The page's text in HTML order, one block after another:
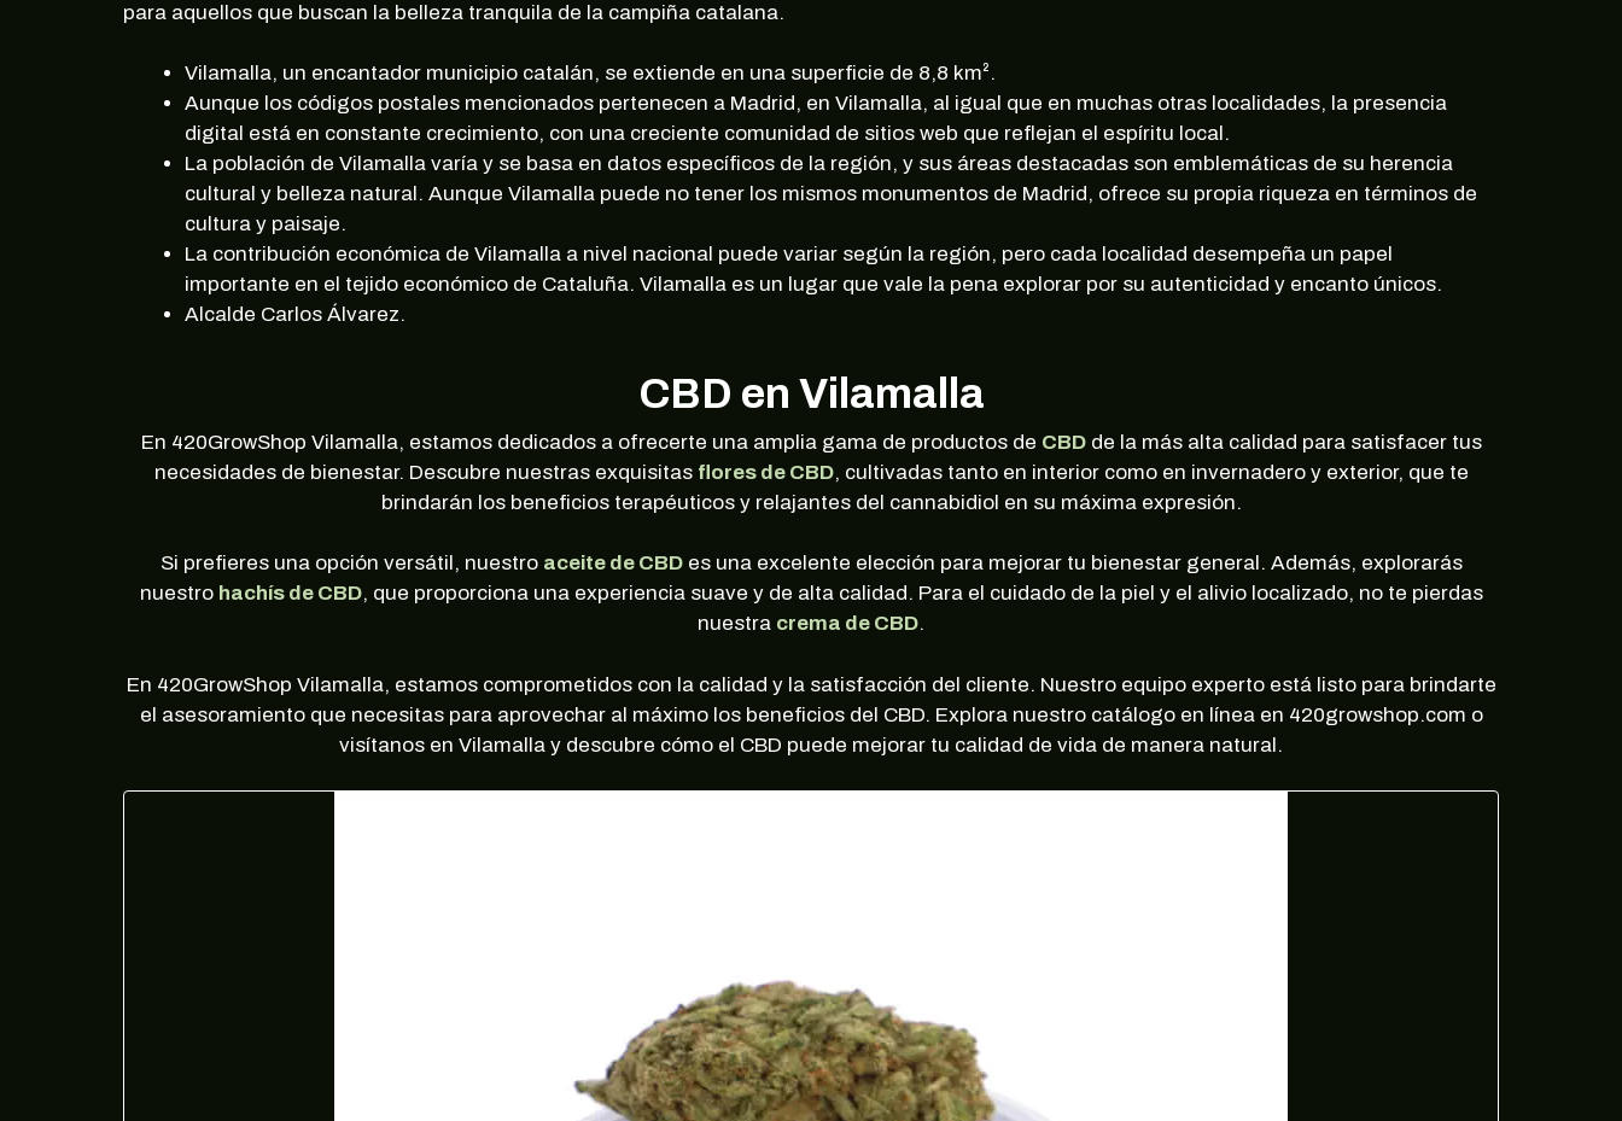
para aquellos que buscan la belleza tranquila de la campiña catalana.
Vilamalla, un encantador municipio catalán, se extiende en una superficie de 8,8 km².
Aunque los códigos postales mencionados pertenecen a Madrid, en Vilamalla, al igual que en muchas otras localidades, la presencia
digital está en constante crecimiento, con una creciente comunidad de sitios web que reflejan el espíritu local.
La población de Vilamalla varía y se basa en datos específicos de la región, y sus áreas destacadas son emblemáticas de su herencia
cultural y belleza natural. Aunque Vilamalla puede no tener los mismos monumentos de Madrid, ofrece su propia riqueza en términos de
cultura y paisaje.
La contribución económica de Vilamalla a nivel nacional puede variar según la región, pero cada localidad desempeña un papel
importante en el tejido económico de Cataluña. Vilamalla es un lugar que vale la pena explorar por su autenticidad y encanto únicos.
Alcalde Carlos Álvarez.
CBD en Vilamalla
En 420GrowShop Vilamalla, estamos dedicados a ofrecerte una amplia gama de productos de CBDde la más alta calidad para satisfacer tus
necesidades de bienestar. Descubre nuestras exquisitas flores de CBD, cultivadas tanto en interior como en invernadero y exterior, que te
brindarán los beneficios terapéuticos y relajantes del cannabidiol en su máxima expresión.
Si prefieres una opción versátil, nuestro aceite de CBDes una excelente elección para mejorar tu bienestar general. Además, explorarás
nuestro hachís de CBD, que proporciona una experiencia suave y de alta calidad. Para el cuidado de la piel y el alivio localizado, no te pierdas
nuestra crema de CBD.
En 420GrowShop Vilamalla, estamos comprometidos con la calidad y la satisfacción del cliente. Nuestro equipo experto está listo para brindarte
el asesoramiento que necesitas para aprovechar al máximo los beneficios del CBD. Explora nuestro catálogo en línea en 420growshop.com o
visítanos en Vilamalla y descubre cómo el CBD puede mejorar tu calidad de vida de manera natural.
¡10% DE DESCUENTO EN TU PRÓXIMA
COMPRA!
Regístrate en nuestra newsletter para estar al corriente de ofertas
exclusivas, noticias, promociones y muchas sorpresas.
Correo electrónico